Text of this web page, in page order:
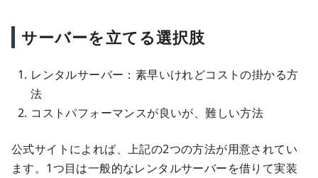
サーバーを立てる選択肢
レンタルサーバー：素早いけれどコストの掛かる方
法
コストパフォーマンスが良いが、難しい方法
公式サイトによれば、上記の2つの方法が用意されてい
ます。1つ目は一般的なレンタルサーバーを借りて実装